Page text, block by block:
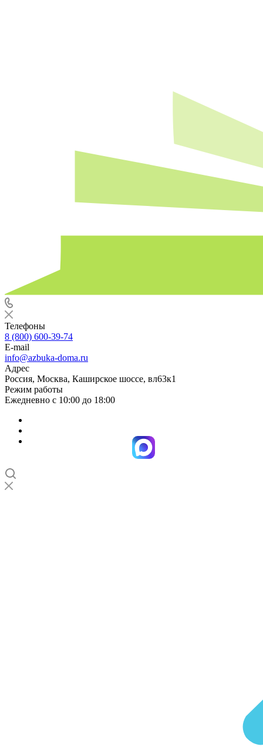
Телефоны
8 (800) 600-39-74
E-mail
info@azbuka-doma.ru
Адрес
Россия, Москва, Каширское шоссе, вл63к1
Режим работы
Ежедневно с 10:00 до 18:00